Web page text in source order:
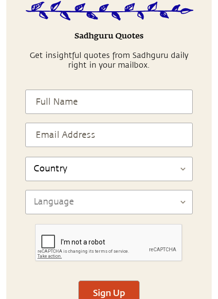
Sadhguru Quotes
Get insightful quotes from Sadhguru daily
right in your mailbox.
Sign Up